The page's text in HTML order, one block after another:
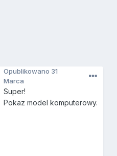
Opublikowano 31
Marca
Super!
Pokaz model komputerowy.